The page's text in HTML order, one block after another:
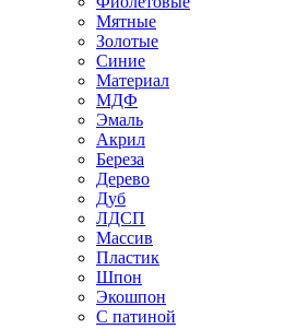
Мятные
Золотые
Синие
Материал
МДФ
Эмаль
Акрил
Береза
Дерево
Дуб
ЛДСП
Массив
Пластик
Шпон
Экошпон
С патиной